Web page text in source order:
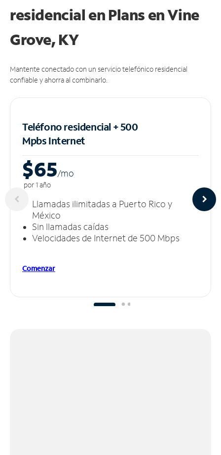
residencial en Plans en Vine
Grove, KY
Mantente conectado con un servicio telefónico residencial
confiable y ahorra al combinarlo.
Teléfono residencial + 500
MpbsInternet
$65/mo
por 1 año
Llamadas ilimitadas a Puerto Rico y
México
Sin llamadas caídas
Velocidades de Internet de 500 Mbps
Comenzar